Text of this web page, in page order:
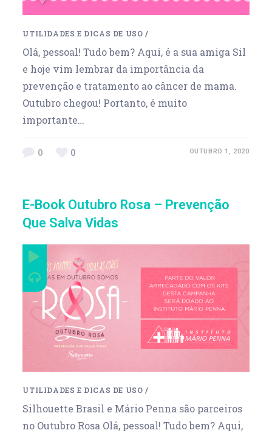
UTILIDADES E DICAS DE USO /
Olá, pessoal! Tudo bem? Aqui, é a sua amiga Sil
e hoje vim lembrar da importância da
prevenção e tratamento ao câncer de mama.
Outubro chegou! Portanto, é muito
importante…
0 0 OUTUBRO 1, 2020
E-Book Outubro Rosa – Prevenção
Que Salva Vidas
UTILIDADES E DICAS DE USO /
Silhouette Brasil e Mário Penna são parceiros
no Outubro Rosa Olá, pessoal! Tudo bem? Aqui,